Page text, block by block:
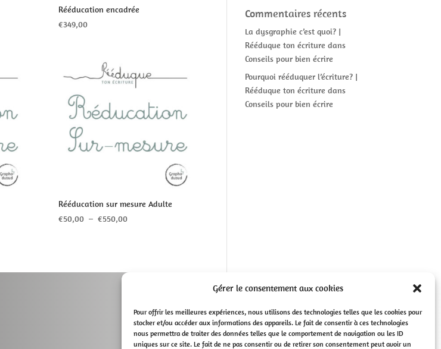
Gérer le consentement aux cookies
Pour offrir les meilleures expériences, nous utilisons des technologies telles que les cookies pour
stocker et/ou accéder aux informations des appareils. Le fait de consentir à ces technologies
nous permettra de traiter des données telles que le comportement de navigation ou les ID
uniques sur ce site. Le fait de ne pas consentir ou de retirer son consentement peut avoir un
Rééducation encadrée
€349,00
Rééducation sur mesure Adulte
€50,00 – €550,00Plage
à
Commentaires récents
La dysgraphie c’est quoi? |
Rééduque ton écriture dans
Conseils pour bien écrire
Pourquoi rééduquer l’écriture? |
Rééduque ton écriture dans
Conseils pour bien écrire